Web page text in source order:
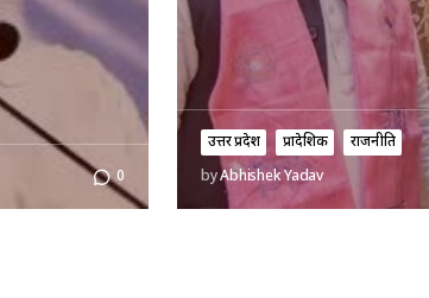
0
उत्तर प्रदेश प्रादेशिक
राजनीति
byAbhishek Yadav